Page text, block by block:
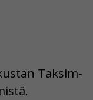
Taksim-